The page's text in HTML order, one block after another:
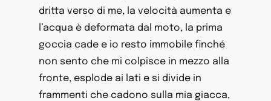
dritta verso di me, la velocità aumenta e
l’acqua è deformata dal moto, la prima
goccia cade e io resto immobile finché
non sento che mi colpisce in mezzo alla
fronte, esplode ai lati e si divide in
frammenti che cadono sulla mia giacca,